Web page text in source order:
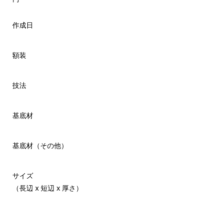
作成日
額装
技法
基底材
基底材（その他）
サイズ
（長辺 x 短辺 x 厚さ）